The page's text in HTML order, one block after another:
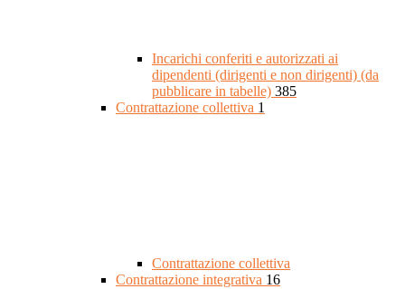
Incarichi conferiti e autorizzati ai
dipendenti (dirigenti e non dirigenti) (da
pubblicare in tabelle) 385
Contrattazione collettiva 1
Contrattazione collettiva
Contrattazione integrativa 16